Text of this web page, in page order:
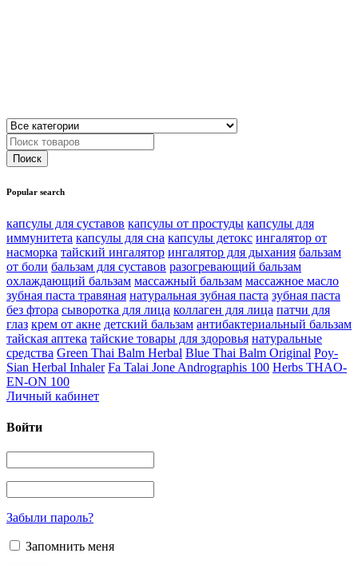
Popular search
капсулы для суставов капсулы от простуды капсулы для
иммунитета капсулы для сна капсулы детокс ингалятор от
насморка тайский ингалятор ингалятор для дыхания бальзам
от боли бальзам для суставов разогревающий бальзам
охлаждающий бальзам массажный бальзам массажное масло
зубная паста травяная натуральная зубная паста зубная паста
без фтора сыворотка для лица коллаген для лица патчи для
глаз крем от акне детский бальзам антибактериальный бальзам
тайская аптека тайские товары для здоровья натуральные
средства Green Thai Balm Herbal Blue Thai Balm Original Poy-
Sian Herbal Inhaler Fa Talai Jone Andrographis 100 Herbs THAO-
EN-ON 100
Личный кабинет
Войти
Забыли пароль?
Запомнить меня